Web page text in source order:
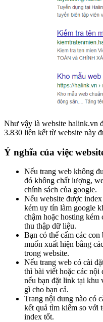
Như vậy là website halink.vn
3.830 liên kết từ website này
Ý nghĩa của việc
Nếu trang web không
đó không chất lượng,
chính sách của google.
Nếu website được
kém uy tín làm google
chậm hoặc hosting
thu thập dữ liệu.
Bạn có thể cấm các
muốn xuất hiện bằng
trong website.
Nếu trang web có cài
thì bài viết hoặc các nội
nếu bạn đặt link tại khu
gì cho bạn cả.
Trang nội dung nào có
kết quả tìm kiếm so với
index tốt.